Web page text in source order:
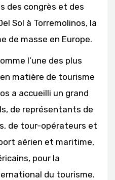
des congrès et des
Sol à Torremolinos, la
de masse en Europe.
l’une des plus
matière de tourisme
a accueilli un grand
de représentants de
de tour-opérateurs et
aérien et maritime,
pour la
du tourisme.